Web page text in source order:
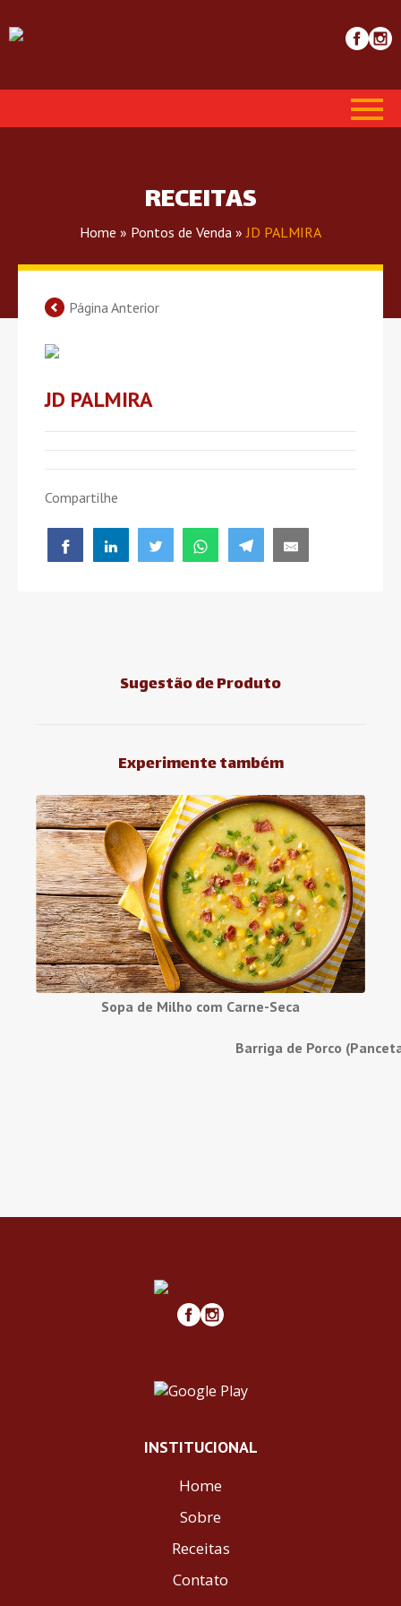
RECEITAS
Home » Pontos de Venda » JD PALMIRA
Página Anterior
JD PALMIRA
Compartilhe
Sugestão de Produto
Experimente também
Sopa de Milho com Carne-Seca
Barriga de Porco
INSTITUCIONAL
Home
Sobre
Receitas
Contato